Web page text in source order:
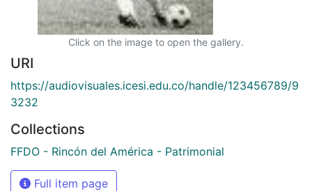
Click on the image to open the gallery.
URI
https://audiovisuales.icesi.edu.co/handle/123456789/9
3232
Collections
FFDO - Rincón del América - Patrimonial
Full item page